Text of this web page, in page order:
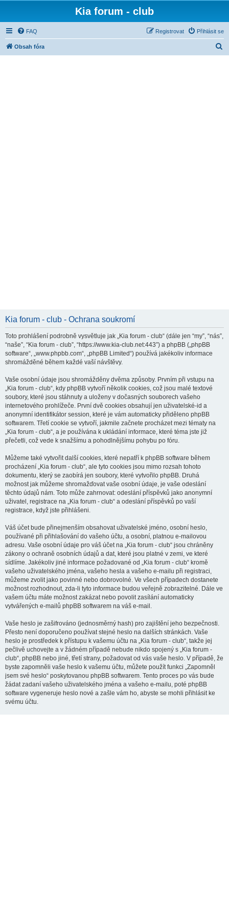
Kia forum - club
FAQ Přihlásit se
Registrovat
Obsah fóra
Kia forum - club - Ochrana soukromí
Toto prohlášení podrobně vysvětluje jak „Kia forum - club“ (dále jen “my”, “nás”,
“naše”, “Kia forum - club”, “https://www.kia-club.net:443”) a phpBB („phpBB
software“, „www.phpbb.com“, „phpBB Limited“) používá jakékoliv informace
shromážděné během každé vaší návštěvy.
Vaše osobní údaje jsou shromážděny dvěma způsoby. Prvním při vstupu na
„Kia forum - club“, kdy phpBB vytvoří několik cookies, což jsou malé textové
soubory, které jsou stáhnuty a uloženy v dočasných souborech vašeho
internetového prohlížeče. První dvě cookies obsahují jen uživatelské-id a
anonymní identifikátor session, které je vám automaticky přiděleno phpBB
softwarem. Třetí cookie se vytvoří, jakmile začnete procházet mezi tématy na
„Kia forum - club“, a je používána k ukládání informace, které téma jste již
přečetli, což vede k snažšímu a pohodlnějšímu pohybu po fóru.
Můžeme také vytvořit další cookies, které nepatří k phpBB software během
procházení „Kia forum - club“, ale tyto cookies jsou mimo rozsah tohoto
dokumentu, který se zaobírá jen soubory, které vytvořilo phpBB. Druhá
možnost jak můžeme shromažďovat vaše osobní údaje, je vaše odeslání
těchto údajů nám. Toto může zahrnovat: odeslání příspěvků jako anonymní
uživatel, registrace na „Kia forum - club“ a odeslání příspěvků po vaší
registrace, když jste přihlášeni.
Váš účet bude přinejmenším obsahovat uživatelské jméno, osobní heslo,
používané při přihlašování do vašeho účtu, a osobní, platnou e-mailovou
adresu. Vaše osobní údaje pro váš účet na „Kia forum - club“ jsou chráněny
zákony o ochraně osobních údajů a dat, které jsou platné v zemi, ve které
sídlíme. Jakékoliv jiné informace požadované od „Kia forum - club“ kromě
vašeho uživatelského jména, vašeho hesla a vašeho e-mailu při registraci,
můžeme zvolit jako povinné nebo dobrovolné. Ve všech případech dostanete
možnost rozhodnout, zda-li tyto informace budou veřejně zobrazitelné. Dále ve
vašem účtu máte možnost zakázat nebo povolit zasílání automaticky
vytvářených e-mailů phpBB softwarem na váš e-mail.
Vaše heslo je zašifrováno (jednosměrný hash) pro zajištění jeho bezpečnosti.
Přesto není doporučeno používat stejné heslo na dalších stránkách. Vaše
heslo je prostředek k přístupu k vašemu účtu na „Kia forum - club“, takže jej
pečlivě uchovejte a v žádném případě nebude nikdo spojený s „Kia forum -
club“, phpBB nebo jiné, třetí strany, požadovat od vás vaše heslo. V případě, že
byste zapomněli vaše heslo k vašemu účtu, můžete použít funkci „Zapomněl
jsem své heslo“ poskytovanou phpBB softwarem. Tento proces po vás bude
žádat zadaní vašeho uživatelského jména a vašeho e-mailu, poté phpBB
software vygeneruje heslo nové a zašle vám ho, abyste se mohli přihlásit ke
svému účtu.